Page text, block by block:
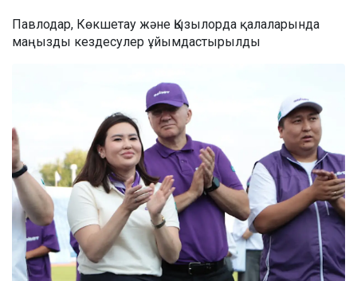
Павлодар, Көкшетау және Қызылорда қалаларында
маңызды кездесулер ұйымдастырылды